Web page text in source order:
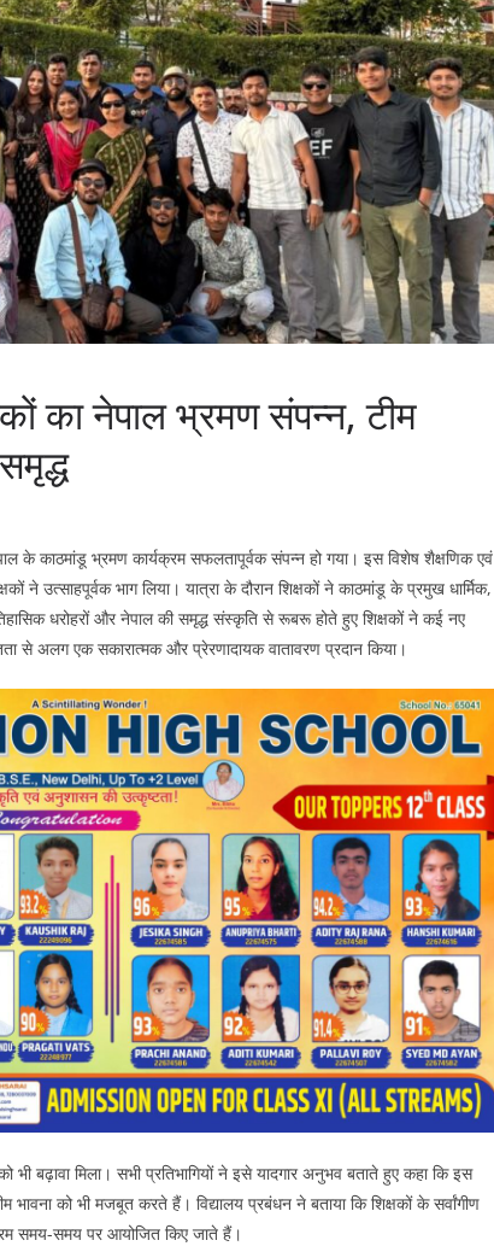
का नेपाल भ्रमण संपन्न, टीम
के काठमांडू भ्रमण कार्यक्रम सफलतापूर्वक संपन्न हो गया। इस विशेष शैक्षणिक एवं
ने उत्साहपूर्वक भाग लिया। यात्रा के दौरान शिक्षकों ने काठमांडू के प्रमुख धार्मिक,
धरोहरों और नेपाल की समृद्ध संस्कृति से रूबरू होते हुए शिक्षकों ने कई नए
से अलग एक सकारात्मक और प्रेरणादायक वातावरण प्रदान किया।
बढ़ावा मिला। सभी प्रतिभागियों ने इसे यादगार अनुभव बताते हुए कहा कि इस
को भी मजबूत करते हैं। विद्यालय प्रबंधन ने बताया कि शिक्षकों के सर्वांगीण
समय-समय पर आयोजित किए जाते हैं।